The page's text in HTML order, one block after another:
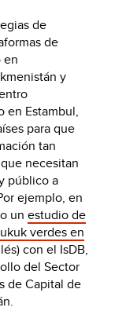
de
de
en
y
en Estambul,
para que
tan
necesitan
público a
ejemplo, en
unestudio de
verdes en
con el IsDB,
del Sector
de Capital de